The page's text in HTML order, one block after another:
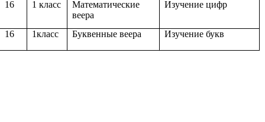
16
1 класс
Математические
веера
Изучение цифр
16 1класс Буквенные веера Изучение букв